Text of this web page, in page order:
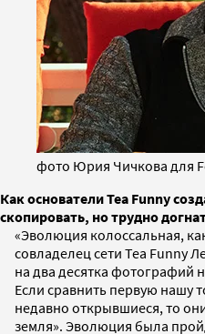
фото Юрия Чичкова для
Как основатели Tea Funny
скопировать, но трудно
«Эволюция колоссальная,
совладелец сети Tea Funny
на два десятка фотографий
Если сравнить первую нашу
недавно открывшиеся, то
земля». Эволюция была